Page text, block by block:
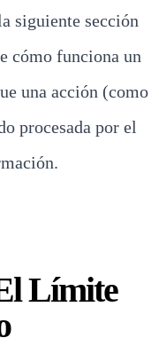
siguiente sección
cómo funciona un
una acción (como
procesada por el
Límite